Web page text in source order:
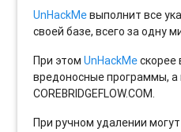
UnHackMeвыполнит все
своей базе, всего за одну
При этомUnHackMeскорее
вредоносные программы, а
COREBRIDGEFLOW.COM.
При ручном удалении